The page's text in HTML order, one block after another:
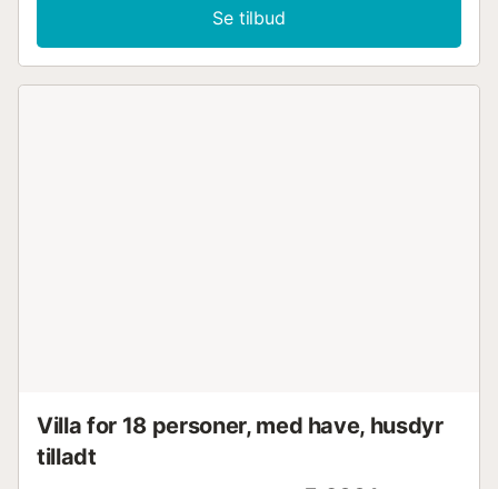
Se tilbud
Villa for 18 personer, med have, husdyr
tilladt